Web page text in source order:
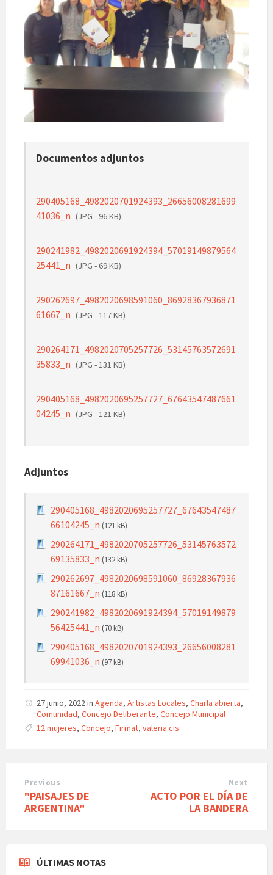
Documentos adjuntos
290405168_4982020701924393_26656008281699
41036_n (JPG - 96 KB)
290241982_4982020691924394_57019149879564
25441_n (JPG - 69 KB)
290262697_4982020698591060_86928367936871
61667_n (JPG - 117 KB)
290264171_4982020705257726_53145763572691
35833_n (JPG - 131 KB)
290405168_4982020695257727_67643547487661
04245_n (JPG - 121 KB)
Adjuntos
290405168_4982020695257727_67643547487
66104245_n (121 kB)
290264171_4982020705257726_53145763572
69135833_n (132 kB)
290262697_4982020698591060_86928367936
87161667_n (118 kB)
290241982_4982020691924394_57019149879
56425441_n (70 kB)
290405168_4982020701924393_26656008281
69941036_n (97 kB)
27 junio, 2022in Agenda, Artistas Locales, Charla abierta,
Comunidad, Concejo Deliberante, Concejo Municipal
Tags:
12 mujeres, Concejo, Firmat, valeria cis
Previous
"PAISAJES DE
ARGENTINA"
Next
ACTO POR EL DÍA DE
LA BANDERA
ÚLTIMAS NOTAS